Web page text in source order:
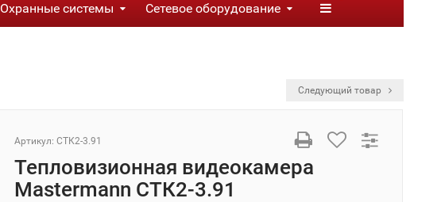
Охранные системы Сетевое оборудование
Следующий товар
Артикул: СТК2-3.91
Тепловизионная видеокамера
Mastermann СТК2-3.91